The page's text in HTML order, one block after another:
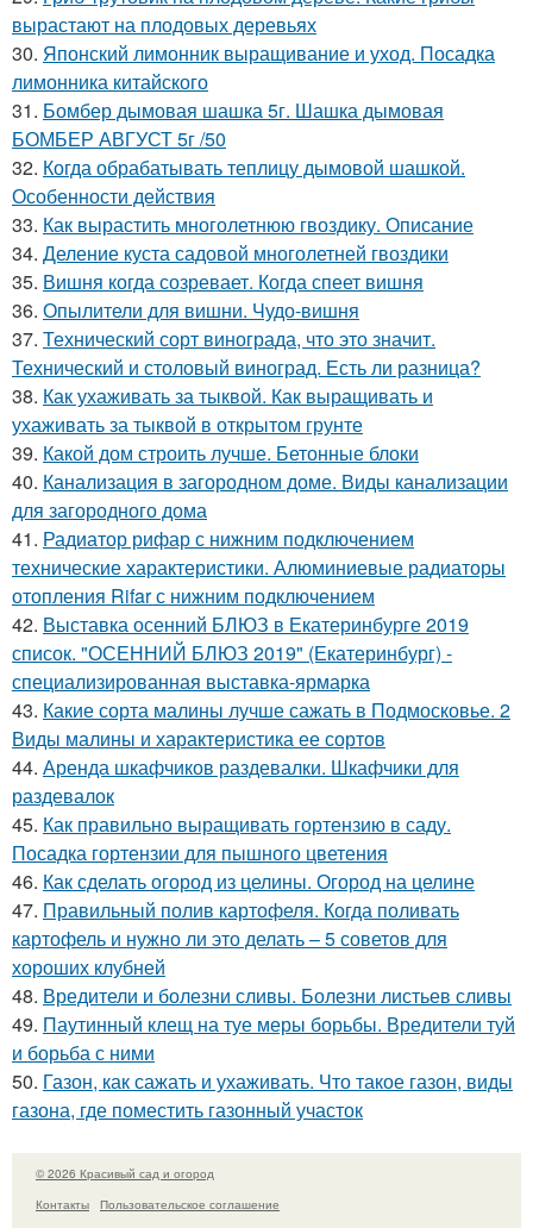
вырастают на плодовых деревьях
30. Японский лимонник выращивание и уход. Посадка
лимонника китайского
31. Бомбер дымовая шашка 5г. Шашка дымовая
БОМБЕР АВГУСТ 5г /50
32. Когда обрабатывать теплицу дымовой шашкой.
Особенности действия
33. Как вырастить многолетнюю гвоздику. Описание
34. Деление куста садовой многолетней гвоздики
35. Вишня когда созревает. Когда спеет вишня
36. Опылители для вишни. Чудо-вишня
37. Технический сорт винограда, что это значит.
Технический и столовый виноград. Есть ли разница?
38. Как ухаживать за тыквой. Как выращивать и
ухаживать за тыквой в открытом грунте
39. Какой дом строить лучше. Бетонные блоки
40. Канализация в загородном доме. Виды канализации
для загородного дома
41. Радиатор рифар с нижним подключением
технические характеристики. Алюминиевые радиаторы
отопления Rifar с нижним подключением
42. Выставка осенний БЛЮЗ в Екатеринбурге 2019
список. "ОСЕННИЙ БЛЮЗ 2019" (Екатеринбург) -
специализированная выставка-ярмарка
43. Какие сорта малины лучше сажать в Подмосковье. 2
Виды малины и характеристика ее сортов
44. Аренда шкафчиков раздевалки. Шкафчики для
раздевалок
45. Как правильно выращивать гортензию в саду.
Посадка гортензии для пышного цветения
46. Как сделать огород из целины. Огород на целине
47. Правильный полив картофеля. Когда поливать
картофель и нужно ли это делать – 5 советов для
хороших клубней
48. Вредители и болезни сливы. Болезни листьев сливы
49. Паутинный клещ на туе меры борьбы. Вредители туй
и борьба с ними
50. Газон, как сажать и ухаживать. Что такое газон, виды
газона, где поместить газонный участок
© 2026 Красивый сад и огород
Контакты
Пользовательское соглашение